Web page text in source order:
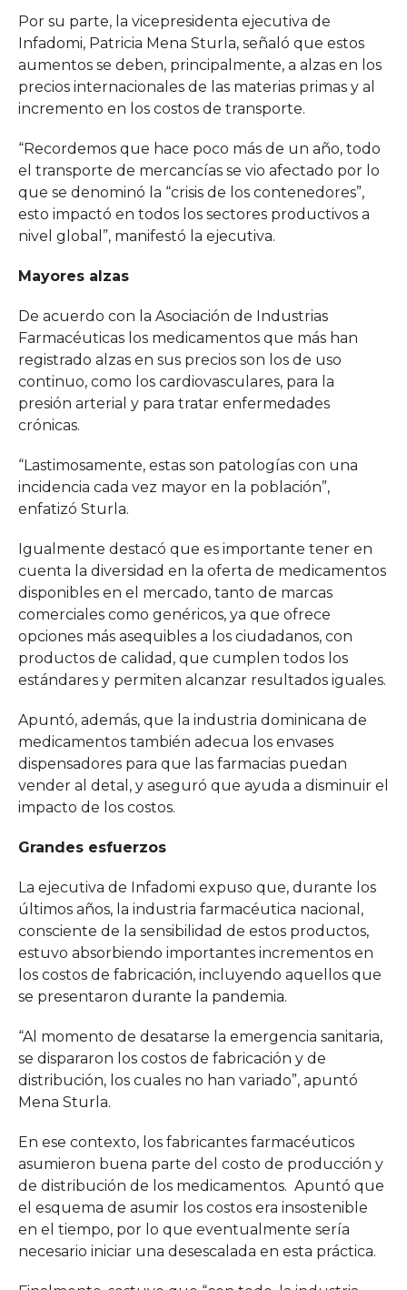
Por su parte, la vicepresidenta ejecutiva de
Infadomi, Patricia Mena Sturla, señaló que estos
aumentos se deben, principalmente, a alzas en los
precios internacionales de las materias primas y al
incremento en los costos de transporte.
“Recordemos que hace poco más de un año, todo
el transporte de mercancías se vio afectado por lo
que se denominó la “crisis de los contenedores”,
esto impactó en todos los sectores productivos a
nivel global”, manifestó la ejecutiva.
Mayores alzas
De acuerdo con la Asociación de Industrias
Farmacéuticas los medicamentos que más han
registrado alzas en sus precios son los de uso
continuo, como los cardiovasculares, para la
presión arterial y para tratar enfermedades
crónicas.
“Lastimosamente, estas son patologías con una
incidencia cada vez mayor en la población”,
enfatizó Sturla.
Igualmente destacó que es importante tener en
cuenta la diversidad en la oferta de medicamentos
disponibles en el mercado, tanto de marcas
comerciales como genéricos, ya que ofrece
opciones más asequibles a los ciudadanos, con
productos de calidad, que cumplen todos los
estándares y permiten alcanzar resultados iguales.
Apuntó, además, que la industria dominicana de
medicamentos también adecua los envases
dispensadores para que las farmacias puedan
vender al detal, y aseguró que ayuda a disminuir el
impacto de los costos.
Grandes esfuerzos
La ejecutiva de Infadomi expuso que, durante los
últimos años, la industria farmacéutica nacional,
consciente de la sensibilidad de estos productos,
estuvo absorbiendo importantes incrementos en
los costos de fabricación, incluyendo aquellos que
se presentaron durante la pandemia.
“Al momento de desatarse la emergencia sanitaria,
se dispararon los costos de fabricación y de
distribución, los cuales no han variado”, apuntó
Mena Sturla.
En ese contexto, los fabricantes farmacéuticos
asumieron buena parte del costo de producción y
de distribución de los medicamentos. Apuntó que
el esquema de asumir los costos era insostenible
en el tiempo, por lo que eventualmente sería
necesario iniciar una desescalada en esta práctica.